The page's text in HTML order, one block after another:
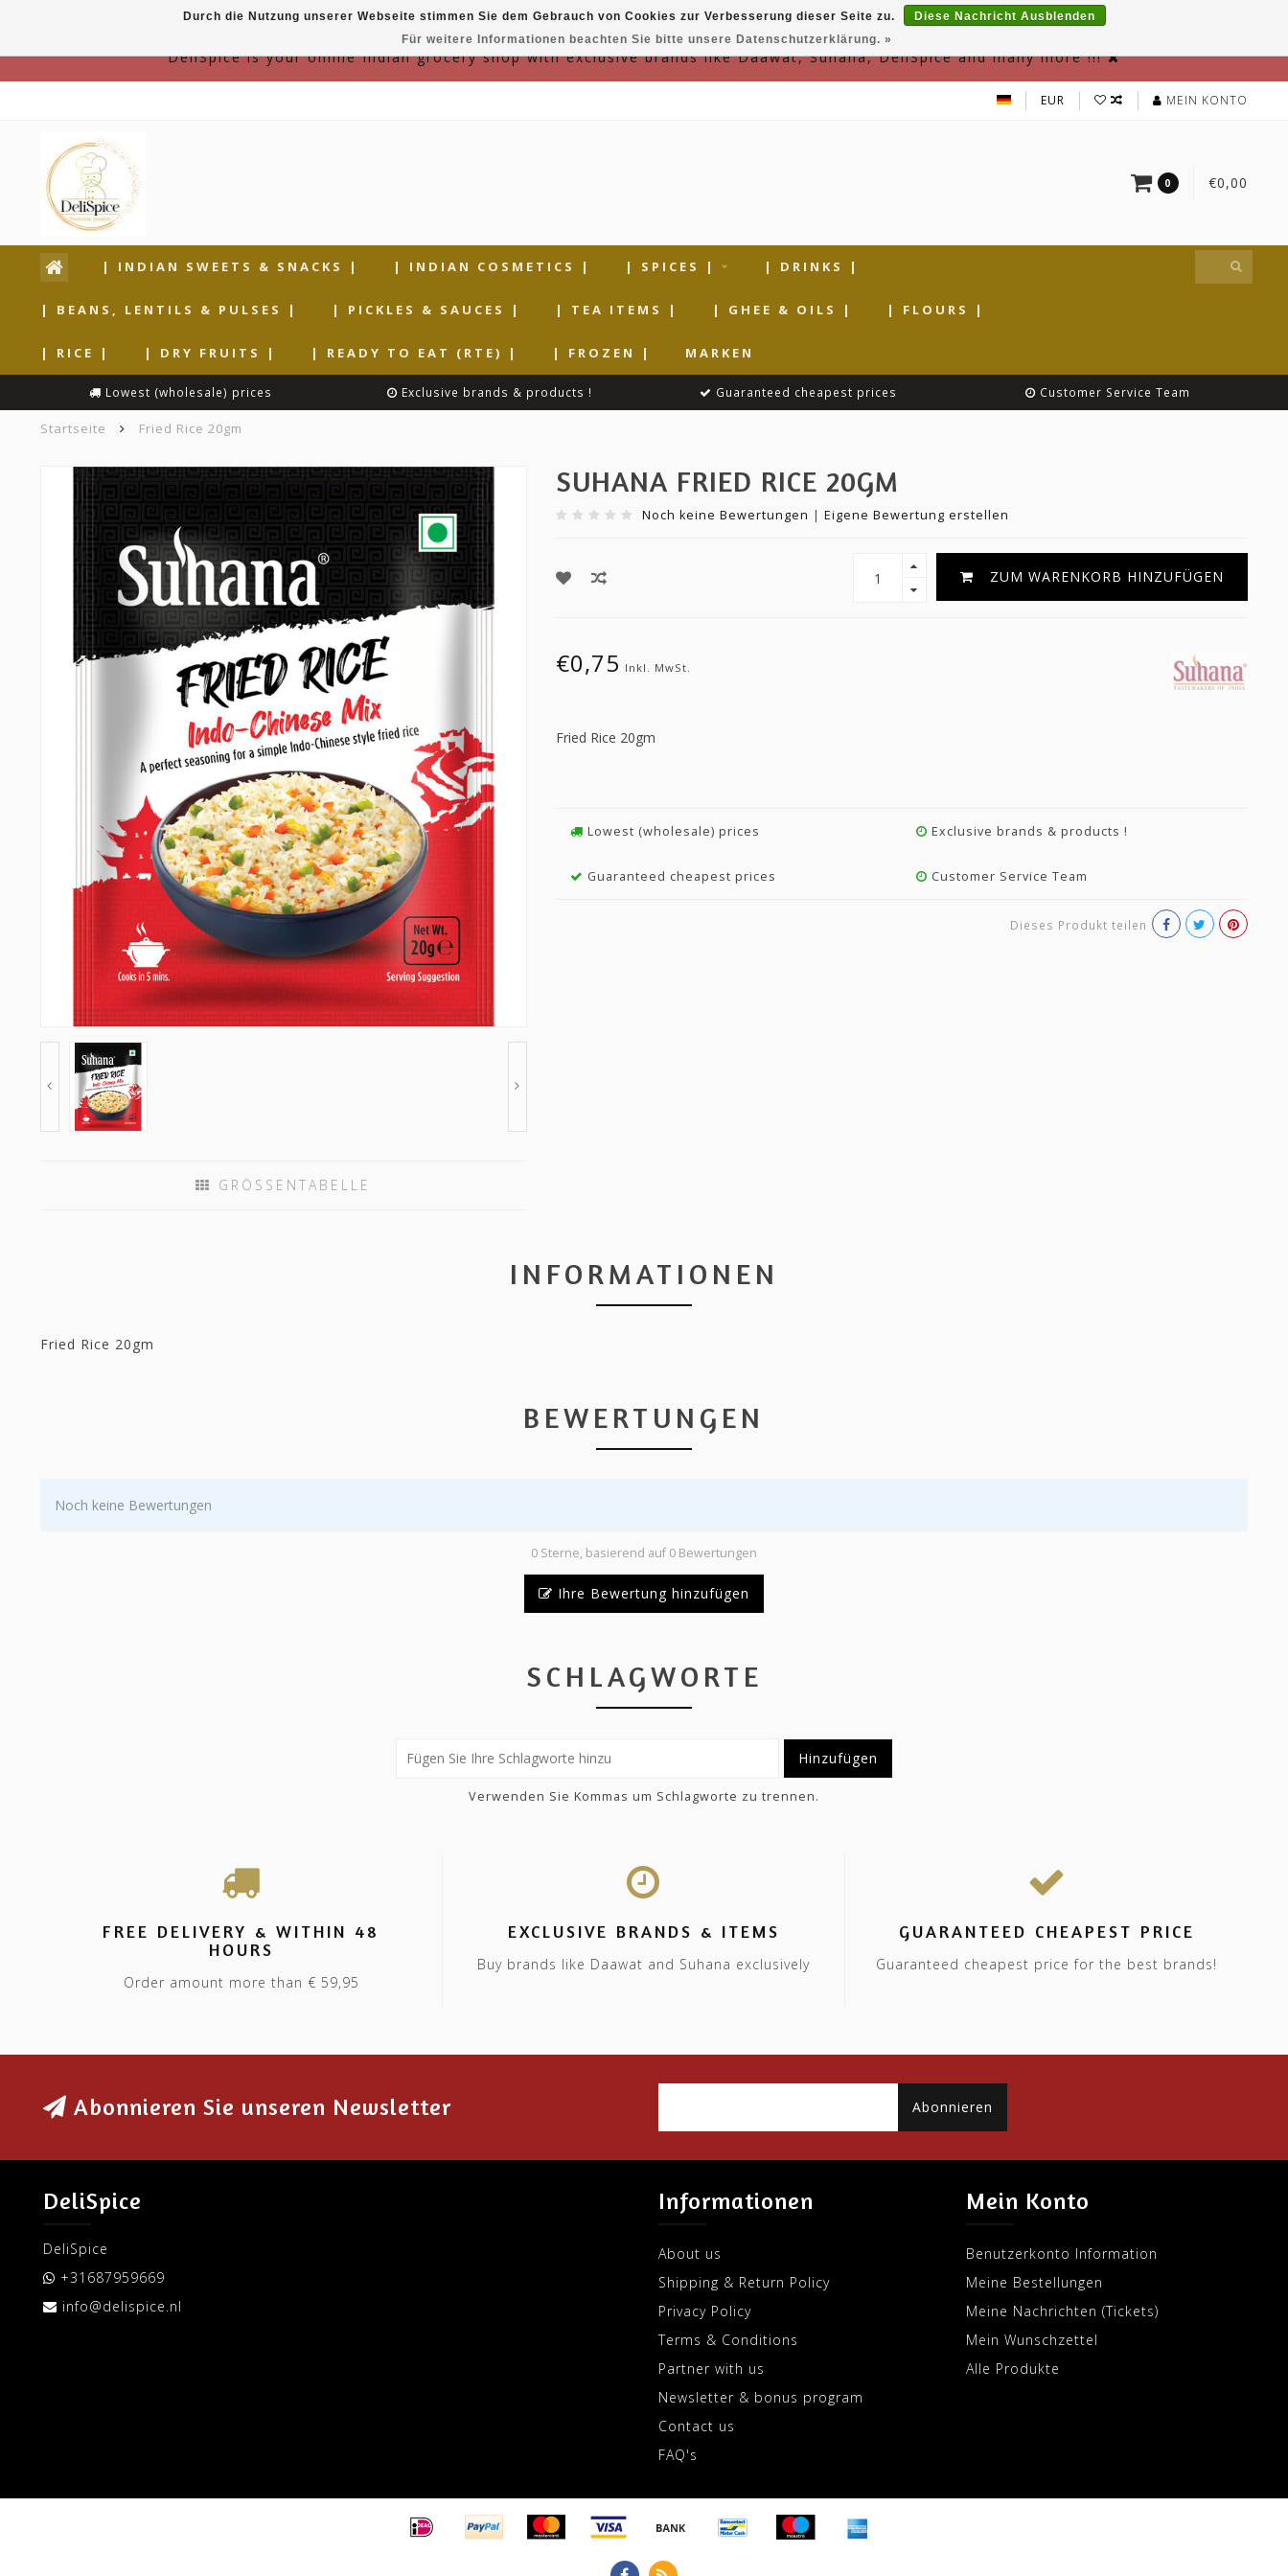
DeliSpice is your online Indian grocery shop with exclusive brands like Daawat, Suhana, DeliSpice and many more !!!
EUR MEIN KONTO
0 €0,00
| INDIAN SWEETS & SNACKS | | INDIAN COSMETICS | | SPICES | | DRINKS |
| BEANS, LENTILS & PULSES | | PICKLES & SAUCES | | TEA ITEMS | | GHEE & OILS | | FLOURS |
| RICE | | DRY FRUITS | | READY TO EAT (RTE) | | FROZEN | MARKEN
Lowest (wholesale) prices Exclusive brands & products ! Guaranteed cheapest prices Customer Service Team
Startseite Fried Rice 20gm
GRÖSSENTABELLE
SUHANA FRIED RICE 20GM
Noch keine Bewertungen | Eigene Bewertung erstellen
ZUM WARENKORB HINZUFÜGEN
€0,75 Inkl. MwSt.
Fried Rice 20gm
Lowest (wholesale) prices Exclusive brands & products !
Guaranteed cheapest prices Customer Service Team
Dieses Produkt teilen
INFORMATIONEN
Fried Rice 20gm
BEWERTUNGEN
Noch keine Bewertungen
0 Sterne, basierend auf 0 Bewertungen
Ihre Bewertung hinzufügen
SCHLAGWORTE
Hinzufügen
Verwenden Sie Kommas um Schlagworte zu trennen.
Durch die Nutzung unserer Webseite stimmen Sie dem Gebrauch von Cookies zur Verbesserung dieser Seite zu.
Diese Nachricht Ausblenden
Für weitere Informationen beachten Sie bitte unsere Datenschutzerklärung. »
FREE DELIVERY & WITHIN 48
HOURS
Order amount more than € 59,95
EXCLUSIVE BRANDS & ITEMS
Buy brands like Daawat and Suhana exclusively
GUARANTEED CHEAPEST PRICE
Guaranteed cheapest price for the best brands!
Abonnieren Sie unseren Newsletter Abonnieren
DeliSpice
DeliSpice
+31687959669
info@delispice.nl
Informationen
About us
Shipping & Return Policy
Privacy Policy
Terms & Conditions
Partner with us
Newsletter & bonus program
Contact us
FAQ's
Mein Konto
Benutzerkonto Information
Meine Bestellungen
Meine Nachrichten (Tickets)
Mein Wunschzettel
Alle Produkte